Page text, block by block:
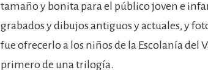
tamaño y bonita para el público joven e
grabados y dibujos antiguos y actuales, y
fue ofrecerlo a los niños de la Escolanía del
primero de una trilogía.